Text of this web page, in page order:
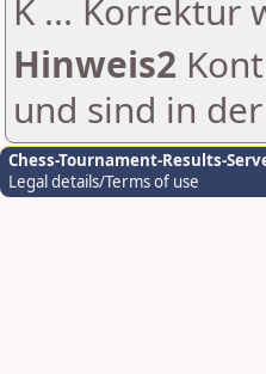
K ... Korrektur
Hinweis2
und sind in
Chess-Tournament-Results-
Legal details/Terms of use